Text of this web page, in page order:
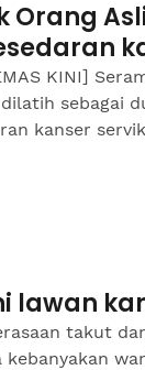
Orang
KINI]
sebagai
kanser
lawan
takut